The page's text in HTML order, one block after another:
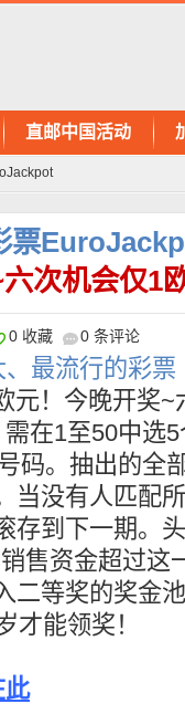
直邮中国活动
票
次机会仅1
0 收藏 0 条评论
最流行的彩票
元！今晚开奖~
在1至50中选
码。抽出的全
当没有人匹配
存到下一期。
售资金超过这
二等奖的奖金
才能领奖！
此